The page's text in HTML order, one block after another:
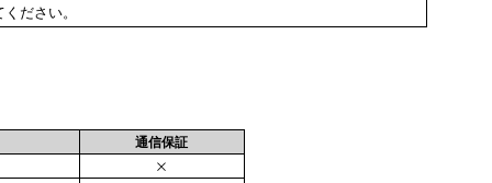
ださい。
通信保証
×